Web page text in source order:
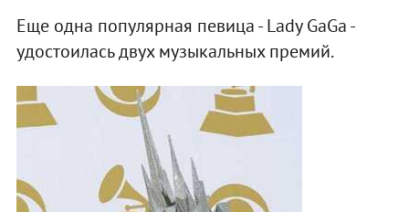
Еще одна популярная певица - Lady GaGa -
удостоилась двух музыкальных премий.